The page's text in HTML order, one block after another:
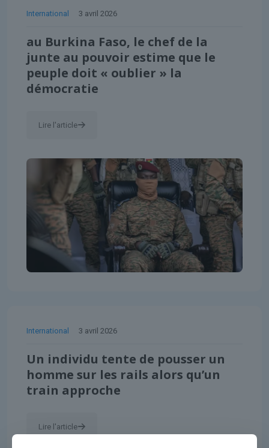
International 3 avril 2026
au Burkina Faso, le chef de la
junte au pouvoir estime que le
peuple doit « oublier » la
démocratie
Lire l'article
International 3 avril 2026
Un individu tente de pousser un
homme sur les rails alors qu’un
train approche
Lire l'article